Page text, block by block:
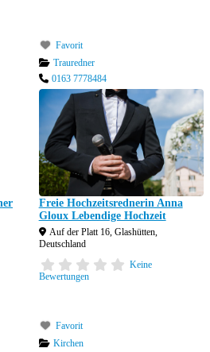
Favorit
Trauredner
0163 7778484
Freie Hochzeitsrednerin Anna
Gloux Lebendige Hochzeit
Auf der Platt 16 ,Glashütten
Deutschland
Keine
Bewertungen
Favorit
Kirchen